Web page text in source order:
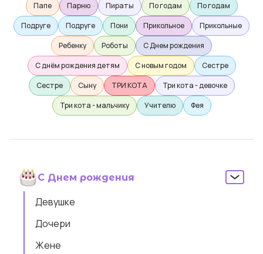
С Днем рождения
Девушке
Дочери
Жене
Папе
Парню Пираты По годам
По годам
Подруге
Подруге Пони Прикольное
Прикольные
Ребенку
Роботы
С Днем рождения
С днём рождения детям
С новым годом
Сестре
Сестре
Сыну ТРИ КОТА
Три кота - девочке
Три кота - мальчику
Учителю Фея